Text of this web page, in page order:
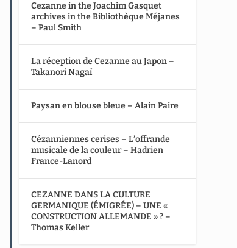
Cezanne in the Joachim Gasquet
archives in the Bibliothèque Méjanes
– Paul Smith
La réception de Cezanne au Japon –
Takanori Nagaï
Paysan en blouse bleue – Alain Paire
Cézanniennes cerises – L’offrande
musicale de la couleur – Hadrien
France-Lanord
CEZANNE DANS LA CULTURE
GERMANIQUE (ÉMIGRÉE) – UNE «
CONSTRUCTION ALLEMANDE » ? –
Thomas Keller